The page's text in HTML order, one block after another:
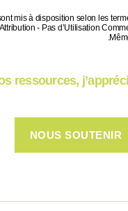
mis à disposition selon les
- Pas d’Utilisation
ressources,
NOUS SOUTENIR